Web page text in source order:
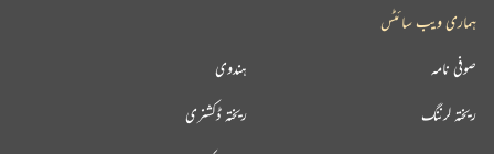
ہماری ویب سائٹس
ہندوی صوفی نامہ
ریختہ ڈکشنری ریختہ لرننگ